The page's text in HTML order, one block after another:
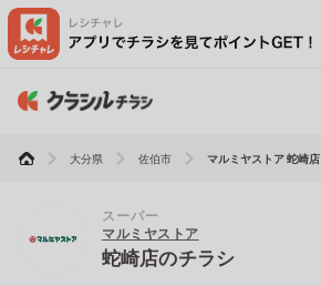
大分県 佐伯市 マルミヤストア 蛇崎店
スーパー
マルミヤストア
蛇崎店のチラシ